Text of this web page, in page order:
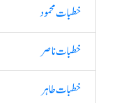
خطبات محمود
خطبات ناصر
خطبات طاہر